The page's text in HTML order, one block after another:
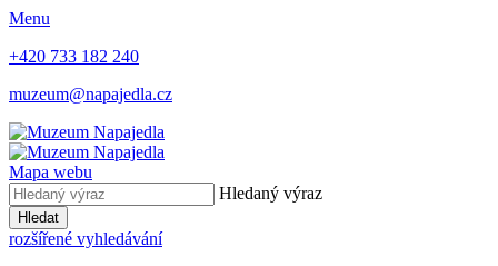
Menu
+420 733 182 240
muzeum@napajedla.cz
Mapa webu
Hledaný výraz
Hledat
rozšířené vyhledávání